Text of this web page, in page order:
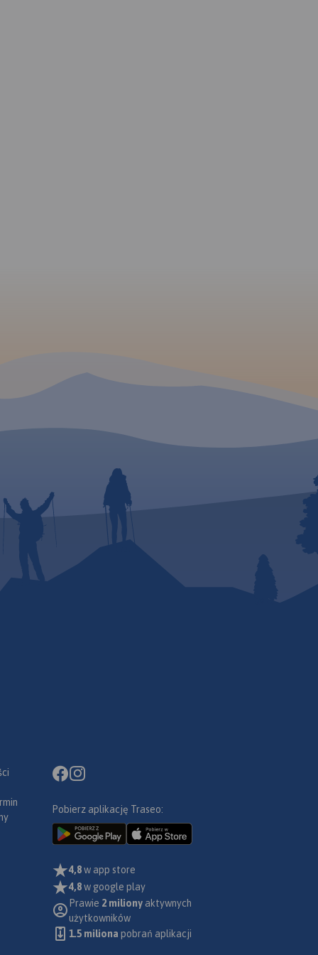
Pobierz aplikację Traseo:
4,8w app store
4,8w google play
Prawie 2 miliony aktywnych
użytkowników
1.5 miliona pobrań aplikacji